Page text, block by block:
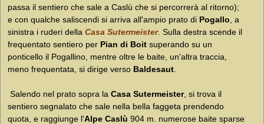
passa il sentiero che sale a Caslù che si percorrerà al ritorno);
e con qualche saliscendi si arriva all'ampio prato di Pogallo , a
sinistra i ruderi della Casa Sutermeister. Sulla destra scende il
frequentato sentiero per Pian di Boit superando su un
ponticello il Pogallino, mentre oltre le baite, un'altra traccia,
meno frequentata, si dirige verso Baldesaut
Salendo nel prato sopra la Casa Sutermeister, si trova il
sentiero segnalato che sale nella bella faggeta prendendo
quota, e raggiunge l'Alpe Caslù 904 m. numerose baite sparse